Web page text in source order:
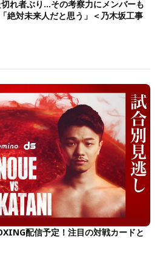
れ者ぶり…その考察力にメンバーも
絶対未来人だと思う」＜乃木坂工事
配信予定！注目の対戦カードと